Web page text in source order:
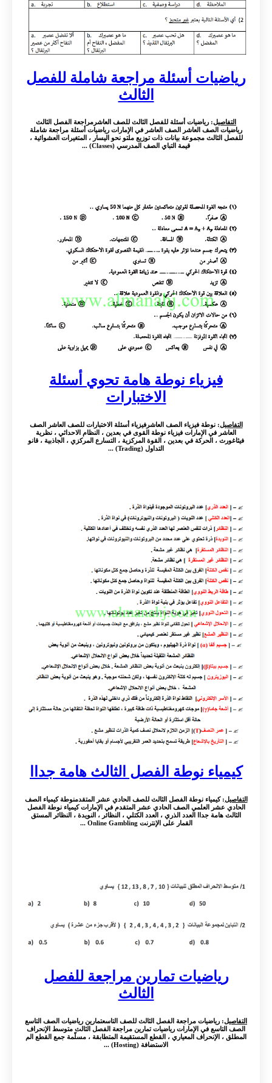
رياضيات أسئلة مراجعة شاملة للفصل
الثالث
التفاصيل: رياضيات أسئلة للفصل الثالث للصف العاشرمراجعة الفصل الثالث
رياضيات الصف العاشر الصف العاشر في الإمارات رياضيات أسئلة مراجعة شاملة
للفصل الثالث مجموعة بيانات ذات توزيع ملتو نحو اليسار ، المتغيرات العشوائية ،
قيمة التباي الصف المدرسي (Classes) ...
فيزياء نوطة هامة تحوي أسئلة
الاختبارات
التفاصيل: نوطة فيزياء الصف العاشرفيزياء أسئلة الاختبارات للصف العاشر الصف
العاشر في الإمارات فيزياء نوطة القوى في بعدين ، النظام الاحداثي ، نظرية
فيثاغورث ، الحركة في بعدين ، القوة المركزية ، التسارع المركزي ، الجاذبية ، قانو
التداول (Trading) ...
كيمياء نوطة الفصل الثالث هامة جداا
التفاصيل: كيمياء نوطة الفصل الثالث للصف الحادي عشر المتقدمنوطة كيمياء الصف
الحادي عشر العلمي الصف الحادي عشر المتقدم في الإمارات كيمياء نوطة الفصل
الثالث هامة جداا العدد الذري ، العدد الكتلي ، النظائر ، النويدة ، النظائر المستق
القمار على الإنترنت Online Gambling ...
رياضيات تمارين مراجعة للفصل
الثالث
التفاصيل: رياضيات مراجعة الفصل الثالث للصف التاسعتمارين رياضيات الصف التاسع
الصف التاسع في الإمارات رياضيات تمارين مراجعة الفصل الثالث متوسط الإنحراف
المطلق ، الإنحراف المعياري ، القطع المستقيمة المتطابقة ، مسلّمة جمع القطع الم
الاستضافة (Hosting) ...